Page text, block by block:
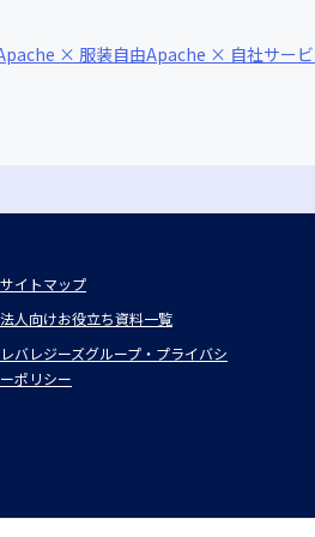
× 服装自由Apache × 自社サービ
サイトマップ
法人向けお役立ち資料一覧
レバレジーズグループ・プライバシ
ーポリシー